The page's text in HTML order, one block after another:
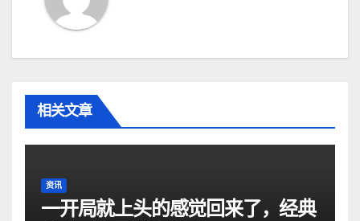
相关文章
资讯
一开局就上头的感觉回来了，经典